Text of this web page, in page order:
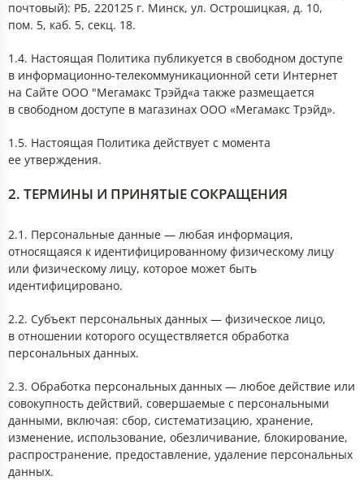
почтовый): РБ, 220125 г. Минск, ул. Острошицкая, д. 10,
пом. 5, каб. 5, секц. 18.
1.4. Настоящая Политика публикуется в свободном доступе
в информационно-телекоммуникационной сети Интернет
на Сайте ООО "Мегамакс Трэйд«а также размещается
в свободном доступе в магазинах ООО «Мегамакс Трэйд».
1.5. Настоящая Политика действует с момента
ее утверждения.
2. ТЕРМИНЫ И ПРИНЯТЫЕ СОКРАЩЕНИЯ
2.1. Персональные данные — любая информация,
относящаяся к идентифицированному физическому лицу
или физическому лицу, которое может быть
идентифицировано.
2.2. Субъект персональных данных — физическое лицо,
в отношении которого осуществляется обработка
персональных данных.
2.3. Обработка персональных данных — любое действие или
совокупность действий, совершаемые с персональными
данными, включая: сбор, систематизацию, хранение,
изменение, использование, обезличивание, блокирование,
распространение, предоставление, удаление персональных
данных.